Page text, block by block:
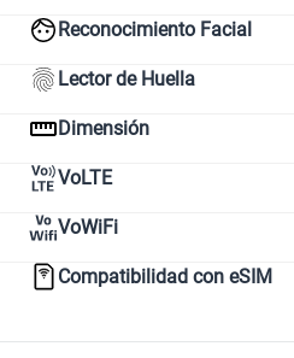
Reconocimiento Facial
Lector de Huella
Dimensión
VoLTE
VoWiFi
Compatibilidad con eSIM